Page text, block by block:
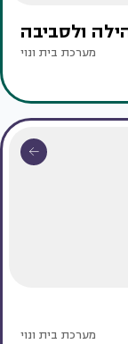
ולסביבה
מערכת בית ונוי
מערכת בית ונוי